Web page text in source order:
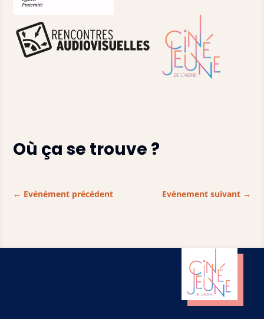
Où ça se trouve ?
← Evénément précédent Evénement suivant→